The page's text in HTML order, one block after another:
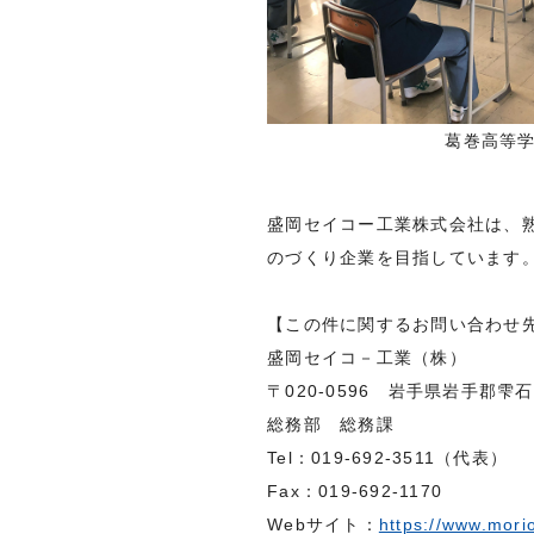
葛巻高等
盛岡セイコー工業株式会社は、
のづくり企業を目指しています
【この件に関するお問い合わせ
盛岡セイコ－工業（株）
〒020-0596 岩手県岩手郡雫
総務部 総務課
Tel：019-692-3511（代表）
Fax：019-692-1170
Webサイト： https://